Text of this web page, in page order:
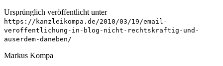
Ursprünglich veröffentlicht unter
https://kanzleikompa.de/2010/03/19/email-
veroffentlichung-in-blog-nicht-rechtskraftig-und-
auserdem-daneben/
Markus Kompa